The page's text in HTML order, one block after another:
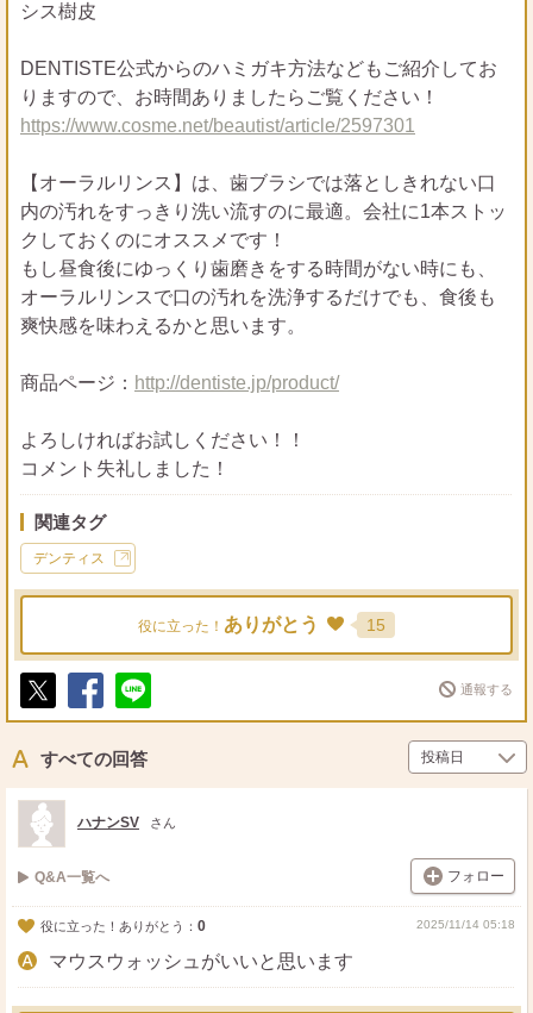
シス樹皮
DENTISTE公式からのハミガキ方法などもご紹介してお
りますので、お時間ありましたらご覧ください！
https://www.cosme.net/beautist/article/2597301
【オーラルリンス】は、歯ブラシでは落としきれない口
内の汚れをすっきり洗い流すのに最適。会社に1本ストッ
クしておくのにオススメです！
もし昼食後にゆっくり歯磨きをする時間がない時にも、
オーラルリンスで口の汚れを洗浄するだけでも、食後も
爽快感を味わえるかと思います。
商品ページ： http://dentiste.jp/product/
よろしければお試しください！！
コメント失礼しました！
関連タグ
デンティス
役に立った！ ありがとう 15
ポ
ト
シ
ア
送
通報する
すべての回答
ハナンSV さん
Q&A一覧へ フォロー
役に立った！ありがとう： 0 2025/11/14 05:18
マウスウォッシュがいいと思います